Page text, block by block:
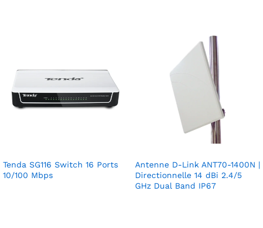
Tenda SG116 Switch 16 Ports
10/100 Mbps
Antenne D-Link ANT70-1400N |
Directionnelle 14 dBi 2.4/5
GHz Dual Band IP67